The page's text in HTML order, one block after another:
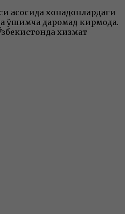
асосида хонадонлардаги
даромад кирмоқда.
хизмат